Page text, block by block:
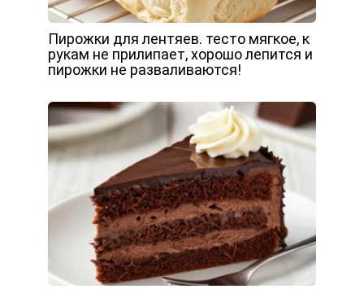
Пирожки для лентяев. тесто мягкое, к
рукам не прилипает, хорошо лепится и
пирожки не разваливаются!